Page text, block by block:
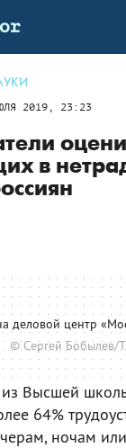
2019, 23:23
в
деловой центр
© Сергей Бобылев/
из Высшей
64%
ночам